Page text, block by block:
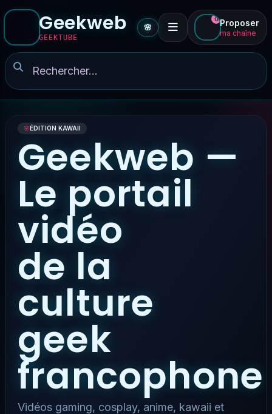
Geekweb
GEEKTUBE
🌸
0 Proposer
ma chaîne
🌸ÉDITION KAWAII
Geekweb —
Le portail
vidéo
de la
culture
geek
francophone
Vidéos gaming, cosplay, anime, kawaii et